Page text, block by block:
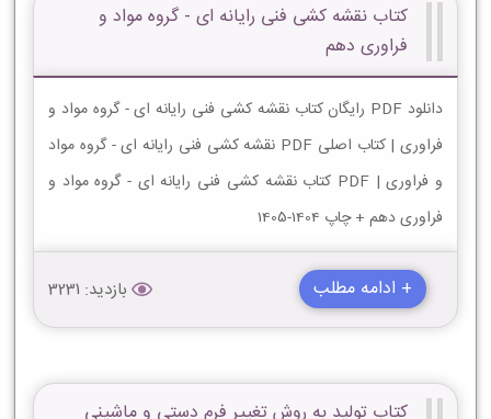
کتاب نقشه کشی فنی رایانه ای - گروه مواد و
فراوری دهم
دانلود PDF رایگان کتاب نقشه کشی فنی رایانه ای - گروه مواد و
فراوری | کتاب اصلی PDF نقشه کشی فنی رایانه ای - گروه مواد
و فراوری | PDF کتاب نقشه کشی فنی رایانه ای - گروه مواد و
فراوری دهم + چاپ 1404-1405
+ ادامه مطلب بازدید: 3231
کتاب تولید به روش تغییر فرم دستی و ماشینی